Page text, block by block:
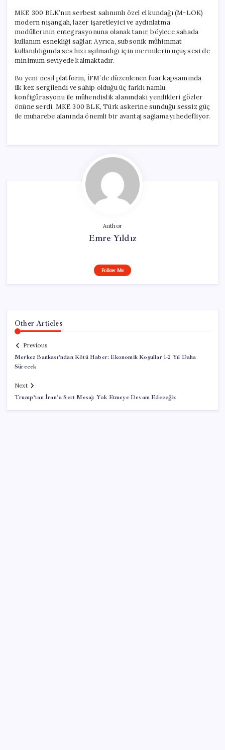
MKE 300 BLK’nın serbest salınımlı özel el kundağı (M-LOK)
modern nişangah, lazer işaretleyici ve aydınlatma
modüllerinin entegrasyonuna olanak tanır, böylece sahada
kullanım esnekliği sağlar. Ayrıca, subsonik mühimmat
kullanıldığında ses hızı aşılmadığı için mermilerin uçuş sesi de
minimum seviyede kalmaktadır.
Bu yeni nesil platform, İFM’de düzenlenen fuar kapsamında
ilk kez sergilendi ve sahip olduğu üç farklı namlu
konfigürasyonu ile mühendislik alanındaki yenilikleri gözler
önüne serdi. MKE 300 BLK, Türk askerine sunduğu sessiz güç
ile muharebe alanında önemli bir avantaj sağlamayı hedefliyor.
Author
Emre Yıldız
Follow Me
Other Articles
Previous
Merkez Bankası’ndan Kötü Haber: Ekonomik Koşullar 1-2 Yıl Daha
Sürecek
Next
Trump’tan İran’a Sert Mesaj: Yok Etmeye Devam Edeceğiz